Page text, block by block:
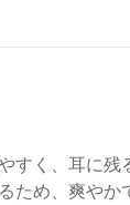
すく、耳に
ため、爽やか